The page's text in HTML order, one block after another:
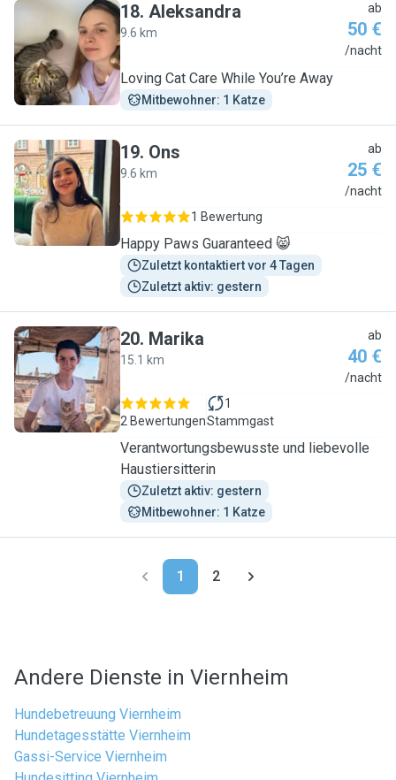
A
18. Aleksandra
9.6 km
ab
50 €
/nacht
Loving Cat Care While You’re Away
Mitbewohner: 1 Katze
O
19. Ons
9.6 km
ab
25 €
/nacht
1 Bewertung
Happy Paws Guaranteed 😸
Zuletzt kontaktiert vor 4 Tagen
Zuletzt aktiv: gestern
M
20. Marika
15.1 km
ab
40 €
/nacht
2 Bewertungen
1
Stammgast
Verantwortungsbewusste und liebevolle
Haustiersitterin
Zuletzt aktiv: gestern
Mitbewohner: 1 Katze
1 2
Andere Dienste in Viernheim
Hundebetreuung Viernheim
Hundetagesstätte Viernheim
Gassi-Service Viernheim